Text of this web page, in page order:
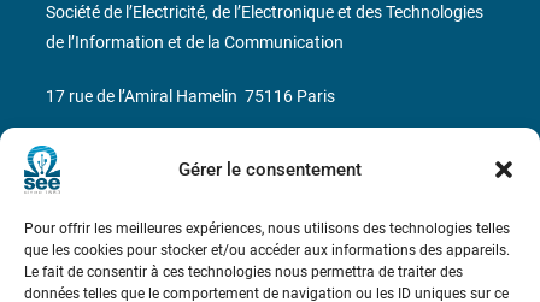
Gérer le consentement
Pour offrir les meilleures expériences, nous utilisons des technologies telles
que les cookies pour stocker et/ou accéder aux informations des appareils.
Le fait de consentir à ces technologies nous permettra de traiter des
données telles que le comportement de navigation ou les ID uniques sur ce
Société de l’Electricité, de l’Electronique et des Technologies
de l’Information et de la Communication
17 rue de l’Amiral Hamelin 75116 Paris
Métro : « Boissière » Ligne 6 et « Iéna » Ligne 9
N° de SIREN : 785 393 232, Code APE : 9412Z TVA intra-
communautaire : FR44 785 393 232